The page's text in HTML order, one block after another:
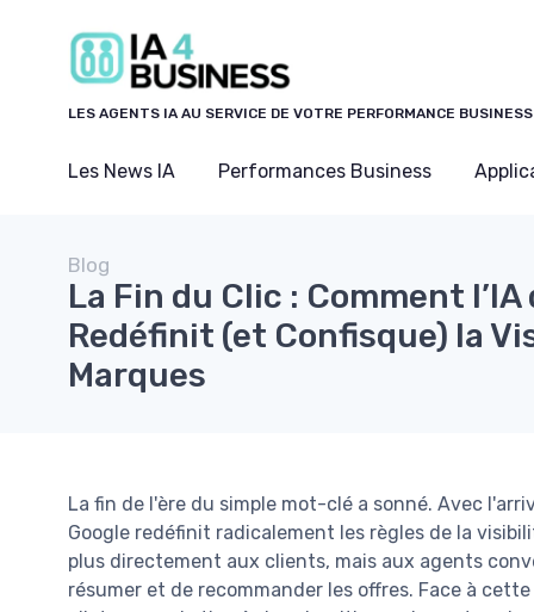
LES AGENTS IA AU SERVICE DE VOTRE PERFORMANCE BUSINESS
Les News IA Performances Business
Blog
La Fin du Clic : Comment l’IA
Redéfinit (et Confisque) la
Marques
La fin de l'ère du simple mot-clé a sonné. Avec
Google redéfinit radicalement les règles de la
plus directement aux clients, mais aux agents
résumer et de recommander les offres. Face à